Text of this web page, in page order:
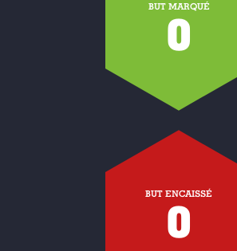
BUT MARQUÉ
0
BUT ENCAISSÉ
0